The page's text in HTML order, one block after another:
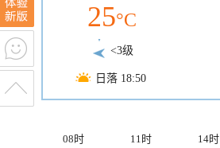
25°C
<3级
日落 18:50
08时 11时 14时